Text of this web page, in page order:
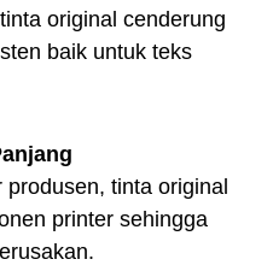
original cenderung
baik untuk teks
tinta original
printer sehingga